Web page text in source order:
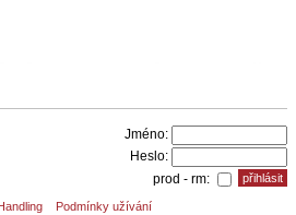
Jméno:
Heslo:
prod - rm:
Podmínky užívání